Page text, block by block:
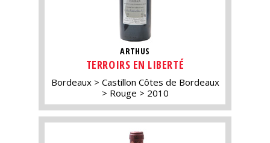
ARTHUS
TERROIRS EN LIBERTÉ
Bordeaux
Castillon Côtes de Bordeaux
Rouge
2010